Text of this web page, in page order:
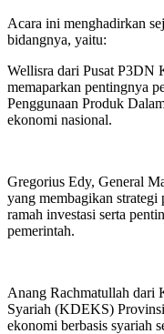
Acara ini menghadirkan
bidangnya, yaitu:
Wellisra dari Pusat P3DN
memaparkan pentingnya
Penggunaan Produk
ekonomi nasional.
Gregorius Edy, General
yang membagikan
ramah investasi serta
pemerintah.
Anang Rachmatullah dari
Syariah (KDEKS)
ekonomi berbasis syariah